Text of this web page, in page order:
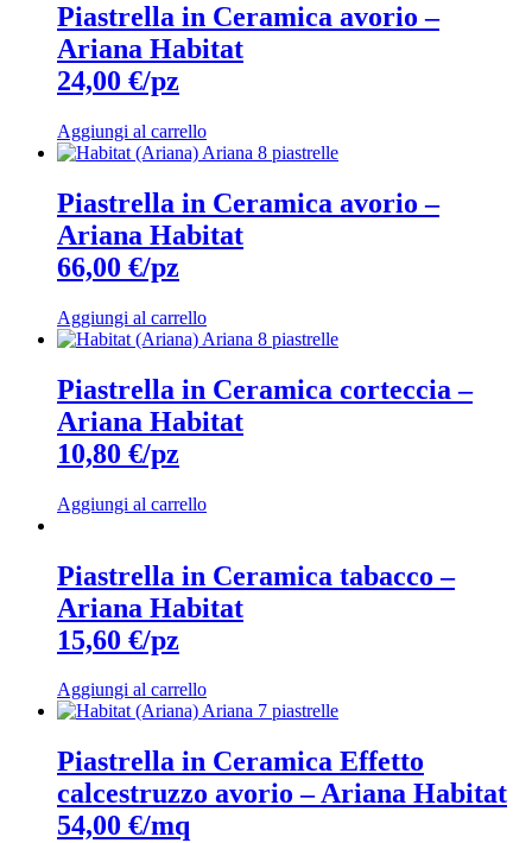
Piastrella in Ceramica avorio –
Ariana Habitat
24,00 €/pz
Aggiungi al carrello
Piastrella in Ceramica avorio –
Ariana Habitat
66,00 €/pz
Aggiungi al carrello
Piastrella in Ceramica corteccia –
Ariana Habitat
10,80 €/pz
Aggiungi al carrello
Piastrella in Ceramica tabacco –
Ariana Habitat
15,60 €/pz
Aggiungi al carrello
Piastrella in Ceramica Effetto
calcestruzzo avorio – Ariana Habitat
54,00 €/mq